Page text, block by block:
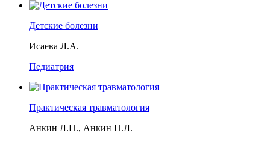
Детские болезни
Исаева Л.А.
Педиатрия
Практическая травматология
Анкин Л.Н., Анкин Н.Л.